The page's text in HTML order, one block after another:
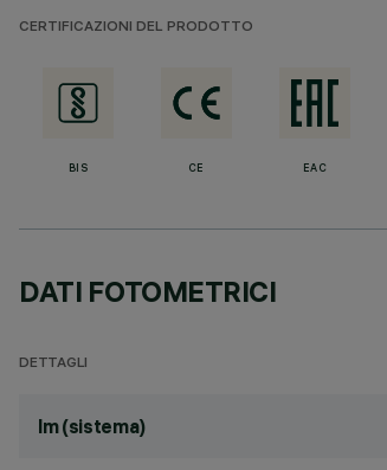
CERTIFICAZIONI DEL PRODOTTO
BIS CE EAC
DATI FOTOMETRICI
DETTAGLI
lm (sistema)